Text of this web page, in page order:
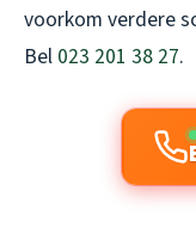
voorkom verdere
Bel 023 201 38 27.